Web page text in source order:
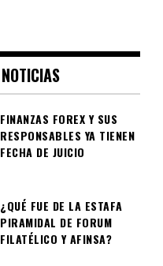
NOTICIAS
FINANZAS FOREX Y SUS
RESPONSABLES YA TIENEN
FECHA DE JUICIO
¿QUÉ FUE DE LA ESTAFA
PIRAMIDAL DE FORUM
FILATÉLICO Y AFINSA?